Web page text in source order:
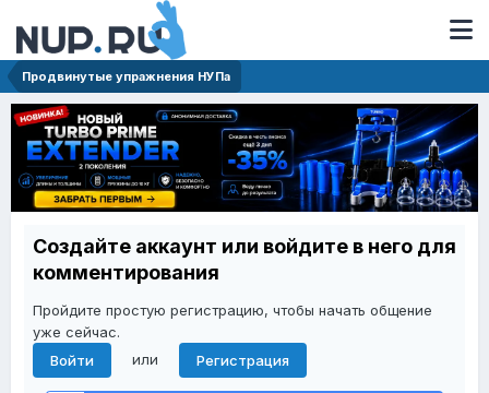
Продвинутые упражнения НУПа
Создайте аккаунт или войдите в него для
комментирования
Пройдите простую регистрацию, чтобы начать общение
уже сейчас.
Войти
или Регистрация